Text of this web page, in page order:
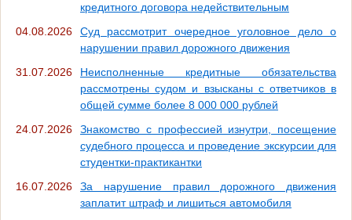
кредитного договора недействительным
04.08.2026
Суд рассмотрит очередное уголовное дело о
нарушении правил дорожного движения
31.07.2026
Неисполненные кредитные обязательства
рассмотрены судом и взысканы с ответчиков в
общей сумме более 8 000 000 рублей
24.07.2026
Знакомство с профессией изнутри, посещение
судебного процесса и проведение экскурсии для
студентки-практикантки
16.07.2026
За нарушение правил дорожного движения
заплатит штраф и лишиться автомобиля